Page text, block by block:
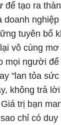
để tạo ra
nghiệp
tuyên bố
vô cùng
mọi người để
"lan tỏa
không trả
trị bạn
chỉ có duy